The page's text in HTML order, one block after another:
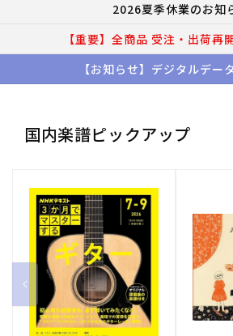
2026夏季休業のお知
【重要】全商品 受注・出荷再
【お知らせ】デジタルデー
国内楽譜ピックアップ